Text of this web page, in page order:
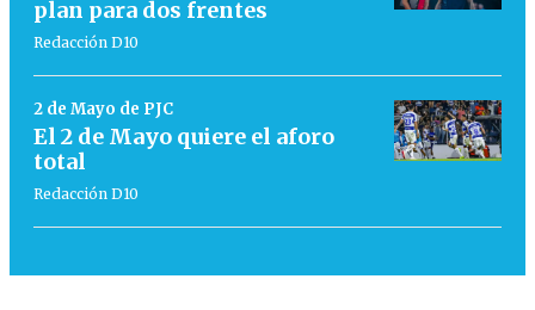
plan para dos frentes
Redacción D10
2 de Mayo de PJC
El 2 de Mayo quiere el aforo
total
Redacción D10